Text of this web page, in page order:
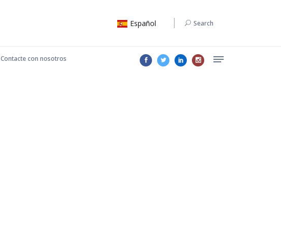
Español Search
Contacte con nosotros